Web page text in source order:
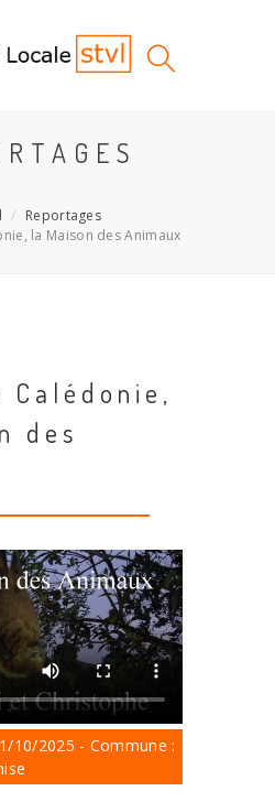
Reportages
la Maison des Animaux
Calédonie,
des
10/2025 - Commune :